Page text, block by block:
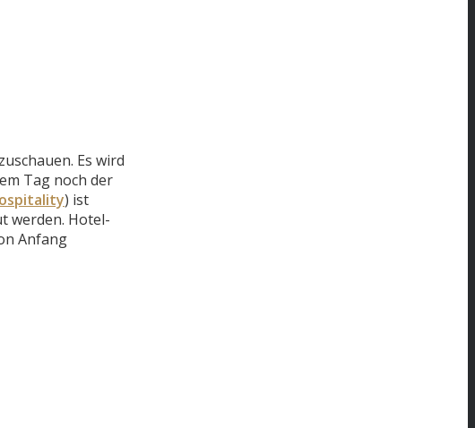
Es wird
Tag noch der
) ist
werden. Hotel-
Anfang